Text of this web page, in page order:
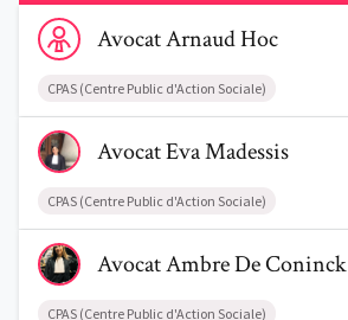
Voir le profil de AvocatArnaud Hoc
AvocatArnaudHoc
CPAS (Centre Public d'Action Sociale)
Voir le profil de AvocatEva Madessis
AvocatEvaMadessis
CPAS (Centre Public d'Action Sociale)
Voir le profil de AvocatAmbre De Coninck
AvocatAmbreDe Coninck
CPAS (Centre Public d'Action Sociale)